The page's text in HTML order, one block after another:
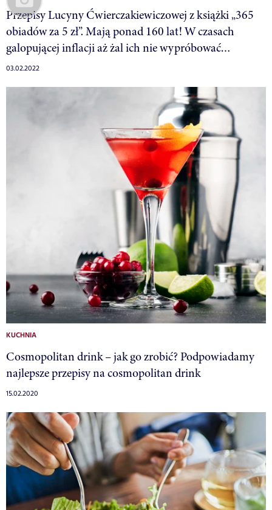
Przepisy Lucyny Ćwierczakiewiczowej z książki „365
obiadów za 5 zł”. Mają ponad 160 lat! W czasach
galopującej inflacji aż żal ich nie wypróbować…
03.02.2022
KUCHNIA
Cosmopolitan drink – jak go zrobić? Podpowiadamy
najlepsze przepisy na cosmopolitan drink
15.02.2020